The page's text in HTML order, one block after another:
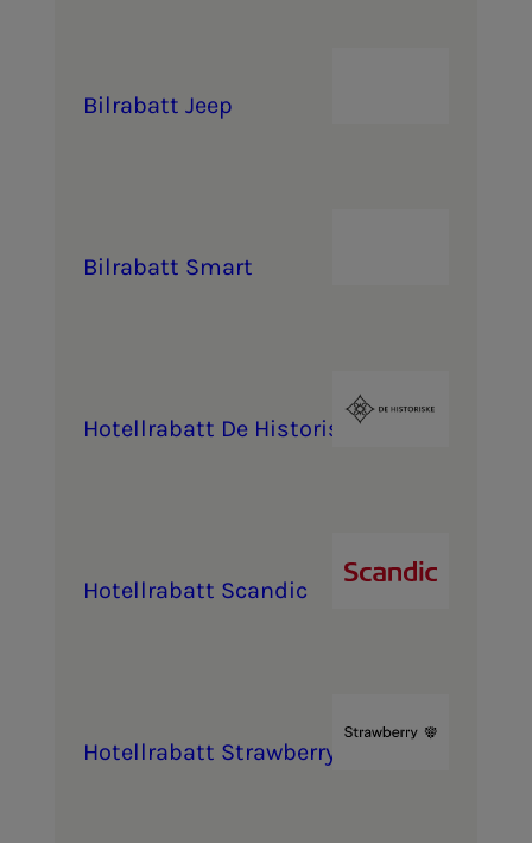
Bil­ra­­­batt Jeep
Bil­ra­­­batt Smart
Ho­­­tel­l­ra­­­batt De His­­­to­ris­­­ke
Ho­­­tel­l­ra­­­batt Scan­­­dic
Ho­­­tel­l­ra­­­batt Straw­­­ber­ry